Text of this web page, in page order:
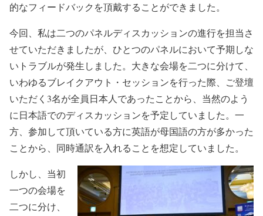
的なフィードバックを頂戴することができました。
今回、私は二つのパネルディスカッションの進行を担当さ
せていただきましたが、ひとつのパネルにおいて予期しな
いトラブルが発生しました。大きな会場を二つに分けて、
いわゆるブレイクアウト・セッションを行った際、ご登壇
いただく3名が全員日本人であったことから、当然のよう
に日本語でのディスカッションを予定していました。一
方、参加して頂いている方に英語が母国語の方が多かった
ことから、同時通訳を入れることを想定していました。
しかし、当初
一つの会場を
二つに分け、